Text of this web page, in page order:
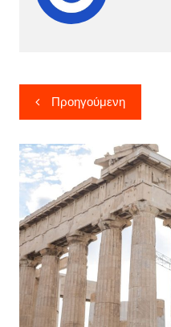
Πλοήγηση
άρθρων
Προηγούμενη